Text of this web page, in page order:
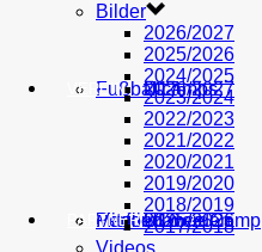
U17
U16
Fußballcamps
Performance Camp
2026/2027
2025/2026
VEREIN
Mitglied werden
PARTNER
Bilder
2026/2027
2025/2026
2024/2025
2023/2024
2022/2023
2021/2022
2020/2021
2019/2020
2018/2019
2017/2018
Videos